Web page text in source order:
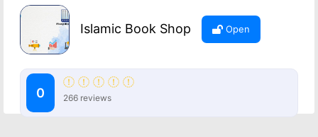
Islamic Book Shop Open
0 266 reviews